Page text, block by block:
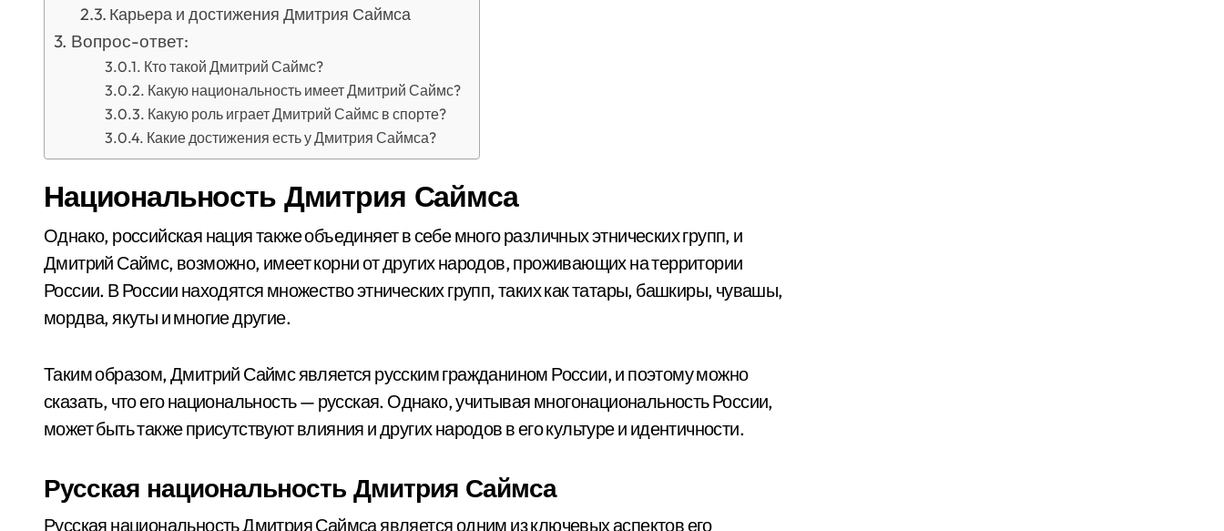
Карьера и достижения Дмитрия Саймса
Вопрос-ответ:
Кто такой Дмитрий Саймс?
Какую национальность имеет Дмитрий Саймс?
Какую роль играет Дмитрий Саймс в спорте?
Какие достижения есть у Дмитрия Саймса?
Национальность Дмитрия Саймса
Однако, российская нация также объединяет в себе много различных этнических групп, и
Дмитрий Саймс, возможно, имеет корни от других народов, проживающих на территории
России. В России находятся множество этнических групп, таких как татары, башкиры, чувашы,
мордва, якуты и многие другие.
Таким образом, Дмитрий Саймс является русским гражданином России, и поэтому можно
сказать, что его национальность — русская. Однако, учитывая многонациональность России,
может быть также присутствуют влияния и других народов в его культуре и идентичности.
Русская национальность Дмитрия Саймса
Русская национальность Дмитрия Саймса является одним из ключевых аспектов его